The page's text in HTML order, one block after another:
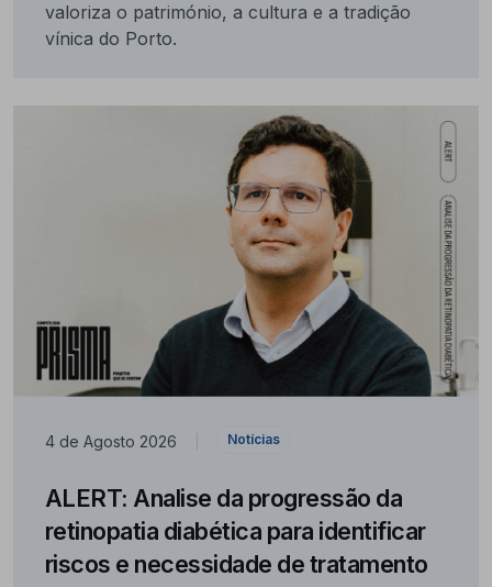
valoriza o património, a cultura e a tradição
vínica do Porto.
4 de Agosto 2026 Notícias
ALERT: Analise da progressão da
retinopatia diabética para identificar
riscos e necessidade de tratamento